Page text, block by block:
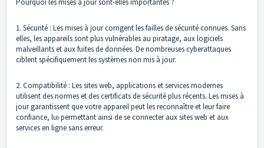
Pourquoi les mises à jour sont-elles importantes ?
1. Sécurité : Les mises à jour corrigent les failles de sécurité connues. Sans
elles, les appareils sont plus vulnérables au piratage, aux logiciels
malveillants et aux fuites de données. De nombreuses cyberattaques
ciblent spécifiquement les systèmes non mis à jour.
2. Compatibilité : Les sites web, applications et services modernes
utilisent des normes et des certificats de sécurité plus récents. Les mises à
jour garantissent que votre appareil peut les reconnaître et leur faire
confiance, lui permettant ainsi de se connecter aux sites web et aux
services en ligne sans erreur.